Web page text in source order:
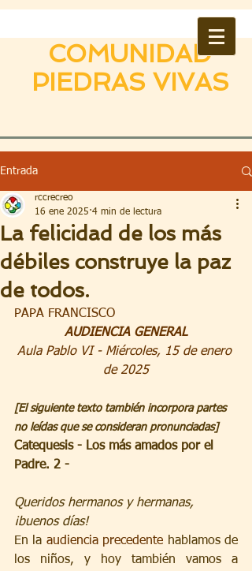
COMUNIDAD
PIEDRAS VIVAS
Entrada
La felicidad de los más
débiles construye la paz
de todos.
rccrecreo
16 ene 2025 4 min de lectura
PAPA FRANCISCO
AUDIENCIA GENERAL
Aula Pablo VI - Miércoles, 15 de enero
de 2025
[El siguiente texto también incorpora partes
no leídas que se consideran pronunciadas]
Catequesis - Los más amados por el
Padre. 2 -
Queridos hermanos y hermanas,
¡buenos días!
En la audiencia precedente hablamos de
los niños, y hoy también vamos a